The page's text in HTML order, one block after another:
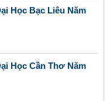
Học Bạc Liêu Năm
Học Cần Thơ Năm